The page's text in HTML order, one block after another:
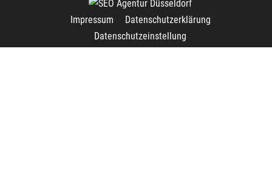
Impressum
Datenschutzerklärung
Datenschutzeinstellung